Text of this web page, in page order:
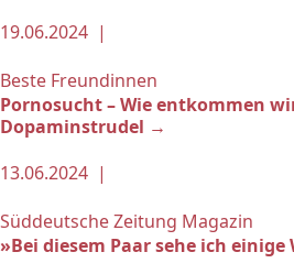
19.06.2024 |
Beste Freundinnen
Pornosucht – Wie entkommen
Dopaminstrudel →
13.06.2024 |
Süddeutsche Zeitung Magazin
»Bei diesem Paar sehe ich